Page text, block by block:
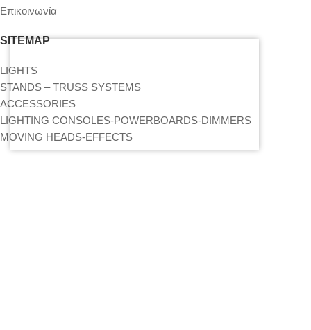
Επικοινωνία
SITEMAP
LIGHTS
STANDS – TRUSS SYSTEMS
ACCESSORIES
LIGHTING CONSOLES-POWERBOARDS-DIMMERS
MOVING HEADS-EFFECTS